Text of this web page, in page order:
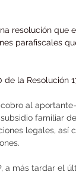
resolución que
parafiscales
de la Resolución
al
familiar
legales, así
a más tardar el